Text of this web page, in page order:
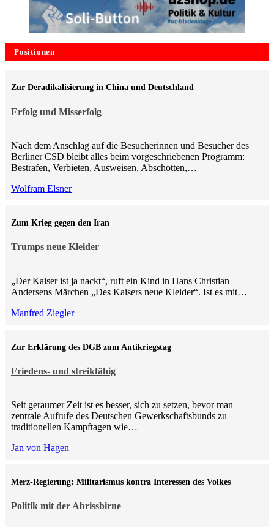
Positionen
Erfolg und Misserfolg
Zur Deradikalisierung in China und Deutschland
Nach dem Anschlag auf die Besucherinnen und Besucher des
Berliner CSD bleibt alles beim vorgeschriebenen Programm:
Bestrafen, Verbieten, Ausweisen, Abschotten,…
Wolfram Elsner
Trumps neue Kleider
Zum Krieg gegen den Iran
„Der Kaiser ist ja nackt“, ruft ein Kind in Hans Christian
Andersens Märchen „Des Kaisers neue Kleider“. Ist es mit…
Manfred Ziegler
Friedens- und streikfähig
Zur Erklärung des DGB zum Antikriegstag
Seit geraumer Zeit ist es besser, sich zu setzen, bevor man
zentrale Aufrufe des Deutschen Gewerkschaftsbunds zu
traditionellen Kampftagen wie…
Jan von Hagen
Politik mit der Abrissbirne
Merz-Regierung: Militarismus kontra Inte­ressen des Volkes